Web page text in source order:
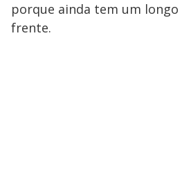
porque ainda tem um
frente.